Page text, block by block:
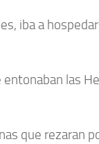
iba a
las
que rezaran